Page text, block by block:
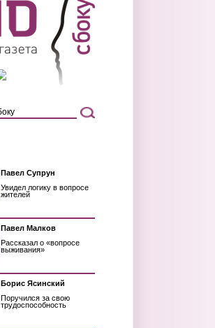
Павел Супрун
Увидел логику в вопросе
жителей
Павел Малков
Рассказал о «вопросе
выживания»
Борис Ясинский
Поручился за свою
трудоспособность